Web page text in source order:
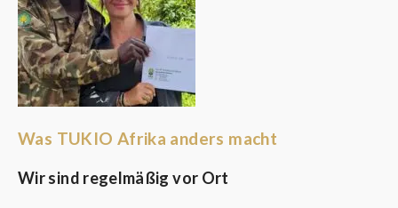
Was TUKIO Afrika anders macht
Wir sind regelmäßig vor Ort